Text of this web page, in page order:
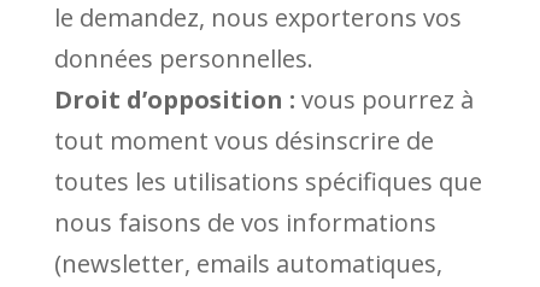
le demandez, nous exporterons vos
données personnelles.
Droit d’opposition : vous pourrez à
tout moment vous désinscrire de
toutes les utilisations spécifiques que
nous faisons de vos informations
(newsletter, emails automatiques,